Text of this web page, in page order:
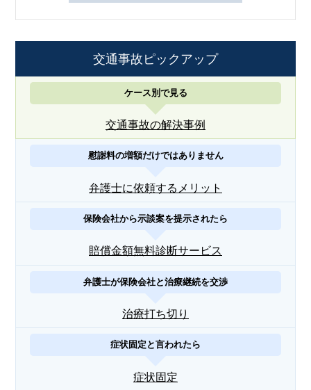
交通事故ピックアップ
ケース別で見る
交通事故の解決事例
慰謝料の増額だけではありません
弁護士に依頼するメリット
保険会社から示談案を提示されたら
賠償金額無料診断サービス
弁護士が保険会社と治療継続を交渉
治療打ち切り
症状固定と言われたら
症状固定